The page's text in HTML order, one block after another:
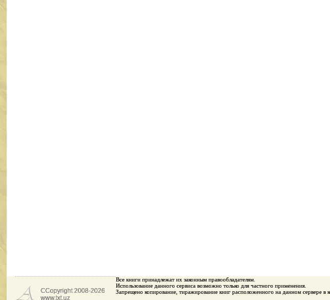
CCopyright 2008-2026
www.txt.uz
Все книги принадлежaт их законным правообладателям.
Использование данного сервиса возможно только для частного применения.
Запрещено копирование, тиражирование книг расположенного на данном сервере в